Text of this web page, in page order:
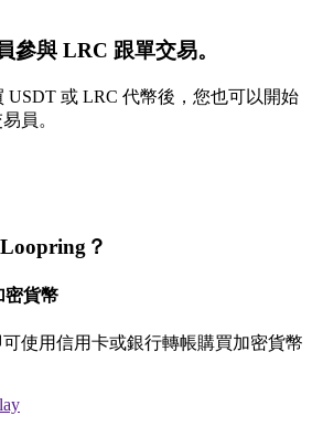
參與 LRC 跟單交易。
USDT 或 LRC 代幣後，您也可以開始
員。
？
密貨幣
使用信用卡或銀行轉帳購買加密貨幣